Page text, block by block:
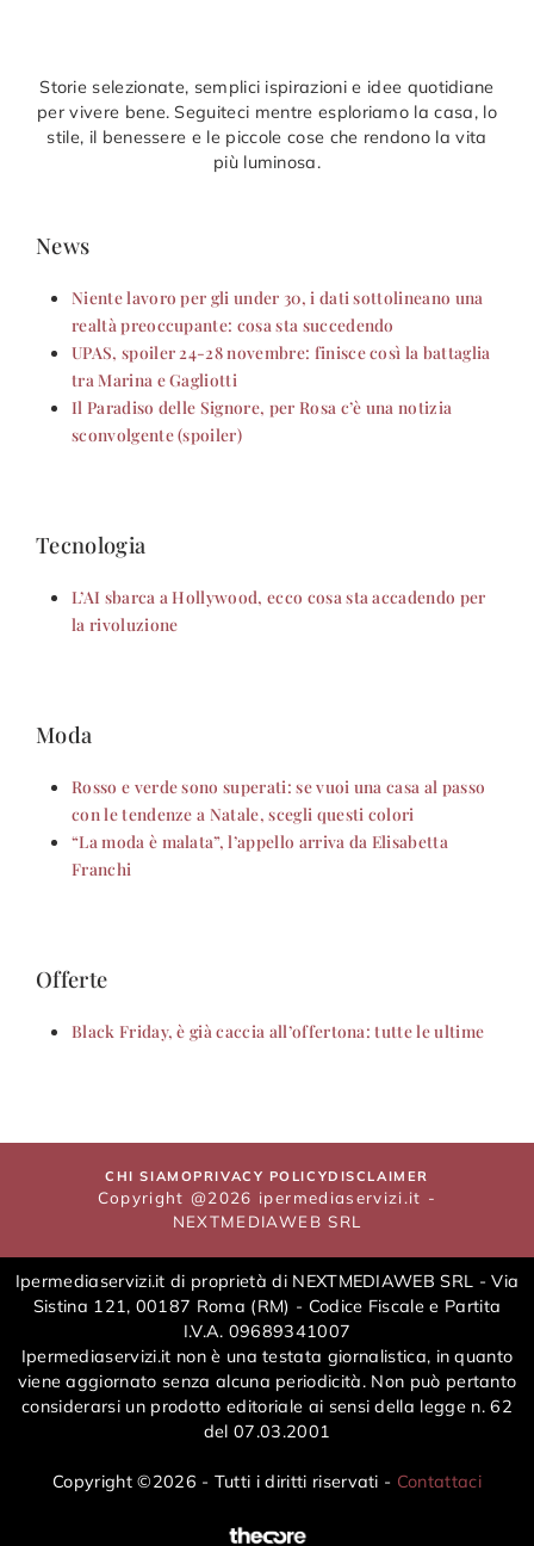
Storie selezionate, semplici ispirazioni e idee quotidiane
per vivere bene. Seguiteci mentre esploriamo la casa, lo
stile, il benessere e le piccole cose che rendono la vita
più luminosa.
News
Niente lavoro per gli under 30, i dati sottolineano una
realtà preoccupante: cosa sta succedendo
UPAS, spoiler 24-28 novembre: finisce così la battaglia
tra Marina e Gagliotti
Il Paradiso delle Signore, per Rosa c’è una notizia
sconvolgente (spoiler)
Tecnologia
L’AI sbarca a Hollywood, ecco cosa sta accadendo per
la rivoluzione
Moda
Rosso e verde sono superati: se vuoi una casa al passo
con le tendenze a Natale, scegli questi colori
“La moda è malata”, l’appello arriva da Elisabetta
Franchi
Offerte
Black Friday, è già caccia all’offertona: tutte le ultime
CHI SIAMOPRIVACY POLICYDISCLAIMER
Copyright @2026 ipermediaservizi.it -
NEXTMEDIAWEB SRL
Ipermediaservizi.it di proprietà di NEXTMEDIAWEB SRL - Via
Sistina 121, 00187 Roma (RM) - Codice Fiscale e Partita
I.V.A. 09689341007
Ipermediaservizi.it non è una testata giornalistica, in quanto
viene aggiornato senza alcuna periodicità. Non può pertanto
considerarsi un prodotto editoriale ai sensi della legge n. 62
del 07.03.2001
Copyright ©2026 - Tutti i diritti riservati - Contattaci